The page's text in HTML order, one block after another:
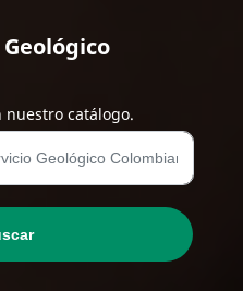
nuestro catálogo.